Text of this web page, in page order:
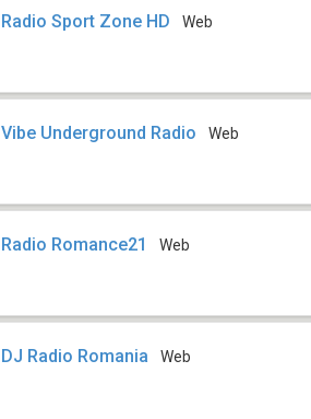
Radio Sport Zone HD Web
Vibe Underground Radio Web
Radio Romance21 Web
DJ Radio Romania Web